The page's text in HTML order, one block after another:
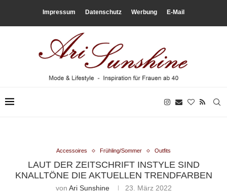
Impressum Datenschutz Werbung E-Mail
Accessoires Frühling/Sommer Outfits
LAUT DER ZEITSCHRIFT INSTYLE SIND
KNALLTÖNE DIE AKTUELLEN TRENDFARBEN
von Ari Sunshine 23. März 2022